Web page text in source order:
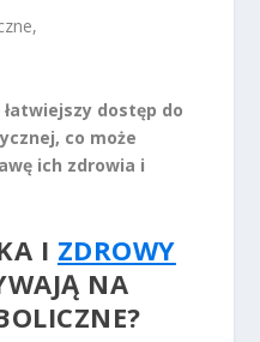
dostęp do
co może
ich zdrowia i
I ZDROWY
NA